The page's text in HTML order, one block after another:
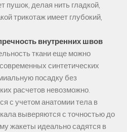
пушок, делая нить гладкой,
трикотаж имеет глубокий,
внутренних швов
ткани еще можно
синтетических
посадку без
расчетов невозможно.
с учетом анатомии тела в
выверяются с точностью до
жакеты идеально садятся в